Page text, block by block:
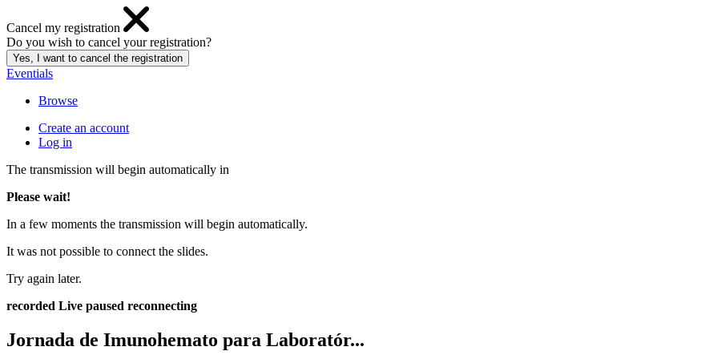
Cancel my registration
Do you wish to cancel your registration?
Eventials
Browse
Create an account
Log in
The transmission will begin automatically in
Please wait!
In a few moments the transmission will begin automatically.
It was not possible to connect the slides.
Try again later.
recorded Live paused reconnecting
Jornada de Imunohemato para Laboratór...